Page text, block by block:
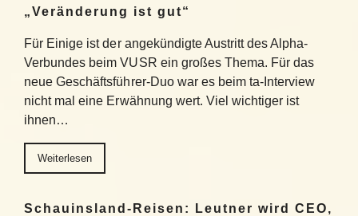
„Veränderung ist gut“
Für Einige ist der angekündigte Austritt des Alpha-
Verbundes beim VUSR ein großes Thema. Für das
neue Geschäftsführer-Duo war es beim ta-Interview
nicht mal eine Erwähnung wert. Viel wichtiger ist
ihnen…
Weiterlesen
Schauinsland-Reisen: Leutner wird CEO,